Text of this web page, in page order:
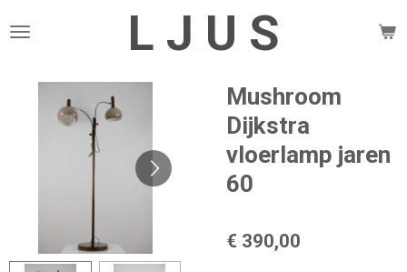
direct
hoofdinhoud
L J U S
Mushroom
Dijkstra
vloerlamp jaren
60
€ 390,00